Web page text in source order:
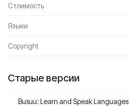
Стоимость
Языки
Сopyright
Старые версии
Busuu: Learn and Speak Languages